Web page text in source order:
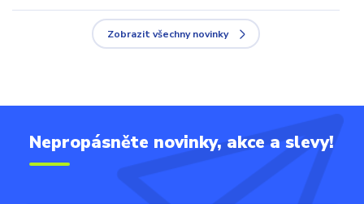
Zobrazit všechny novinky
Nepropásněte novinky, akce a slevy!